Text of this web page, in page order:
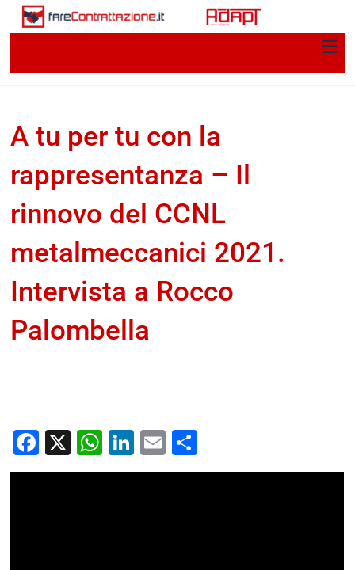
A tu per tu con la
rappresentanza – Il
rinnovo del CCNL
metalmeccanici 2021.
Intervista a Rocco
Palombella
Facebook
X WhatsApp
LinkedIn
Email